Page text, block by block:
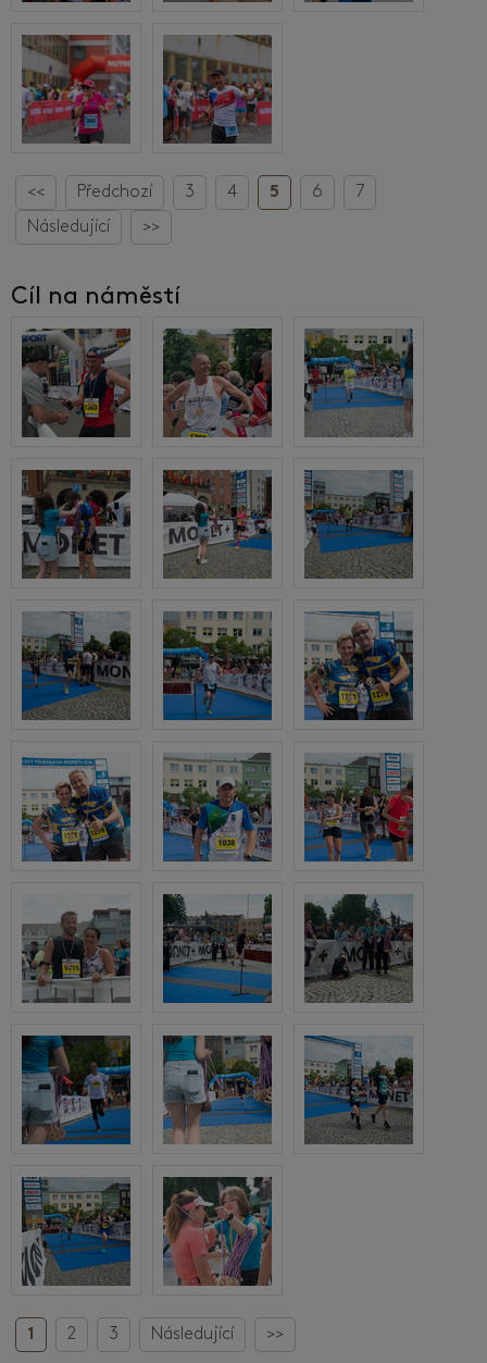
<< Předchozí 3 4 5 6
7
Následující
>>
Cíl na náměstí
1 2 3 Následující >>